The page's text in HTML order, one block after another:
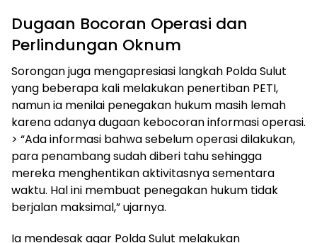
Dugaan Bocoran Operasi dan
Perlindungan Oknum
Sorongan juga mengapresiasi langkah Polda Sulut
yang beberapa kali melakukan penertiban PETI,
namun ia menilai penegakan hukum masih lemah
karena adanya dugaan kebocoran informasi operasi.
> “Ada informasi bahwa sebelum operasi dilakukan,
para penambang sudah diberi tahu sehingga
mereka menghentikan aktivitasnya sementara
waktu. Hal ini membuat penegakan hukum tidak
berjalan maksimal,” ujarnya.
Ia mendesak agar Polda Sulut melakukan